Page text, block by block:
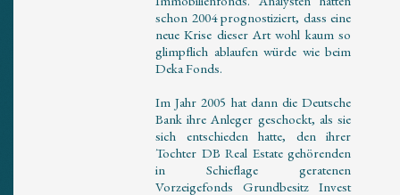
schon 2004 prognostiziert, dass eine
neue Krise dieser Art wohl kaum so
glimpflich ablaufen würde wie beim
Deka Fonds.
Im Jahr 2005 hat dann die Deutsche
Bank ihre Anleger geschockt, als sie
sich entschieden hatte, den ihrer
Tochter DB Real Estate gehörenden
in Schieflage geratenen
Vorzeigefonds Grundbesitz Invest